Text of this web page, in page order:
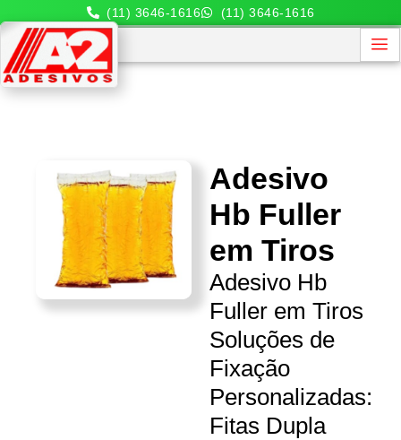
(11) 3646-1616 (11) 3646-1616
Adesivo
Hb Fuller
em Tiros
Adesivo Hb
Fuller em Tiros
Soluções de
Fixação
Personalizadas:
Fitas Dupla